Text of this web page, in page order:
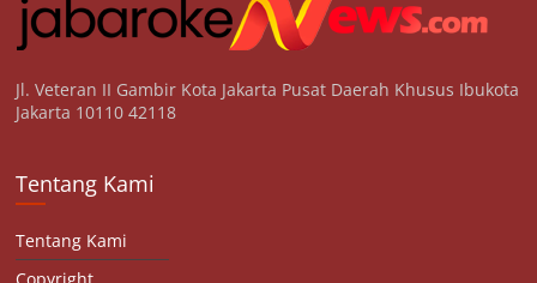
Jl. Veteran II Gambir Kota Jakarta Pusat Daerah Khusus Ibukota
Jakarta 10110 42118
Tentang Kami
Tentang Kami